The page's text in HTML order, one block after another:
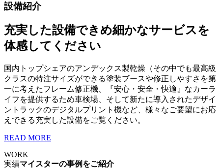
設備紹介
充実した設備できめ細かなサービスを
体感してください
国内トップシェアのアンデックス製乾燥（その中でも最高級
クラスの特注サイズができる塗装ブースや修正しやすさを第
一に考えたフレーム修正機、『安心・安全・快適』なカーラ
イフを提供するため車検場、そして新たに導入されたデザイ
ントラックのデジタルプリント機など、様々なご要望にお応
えできる充実した設備をご覧ください。
READ MORE
WORK
実績マイスターの事例をご紹介